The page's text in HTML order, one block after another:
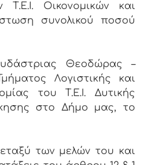
Οικονομικών και
συνολικού ποσού
Θεοδώρας –
Λογιστικής και
του Τ.Ε.Ι. Δυτικής
στο Δήμο μας, το
των μελών του και